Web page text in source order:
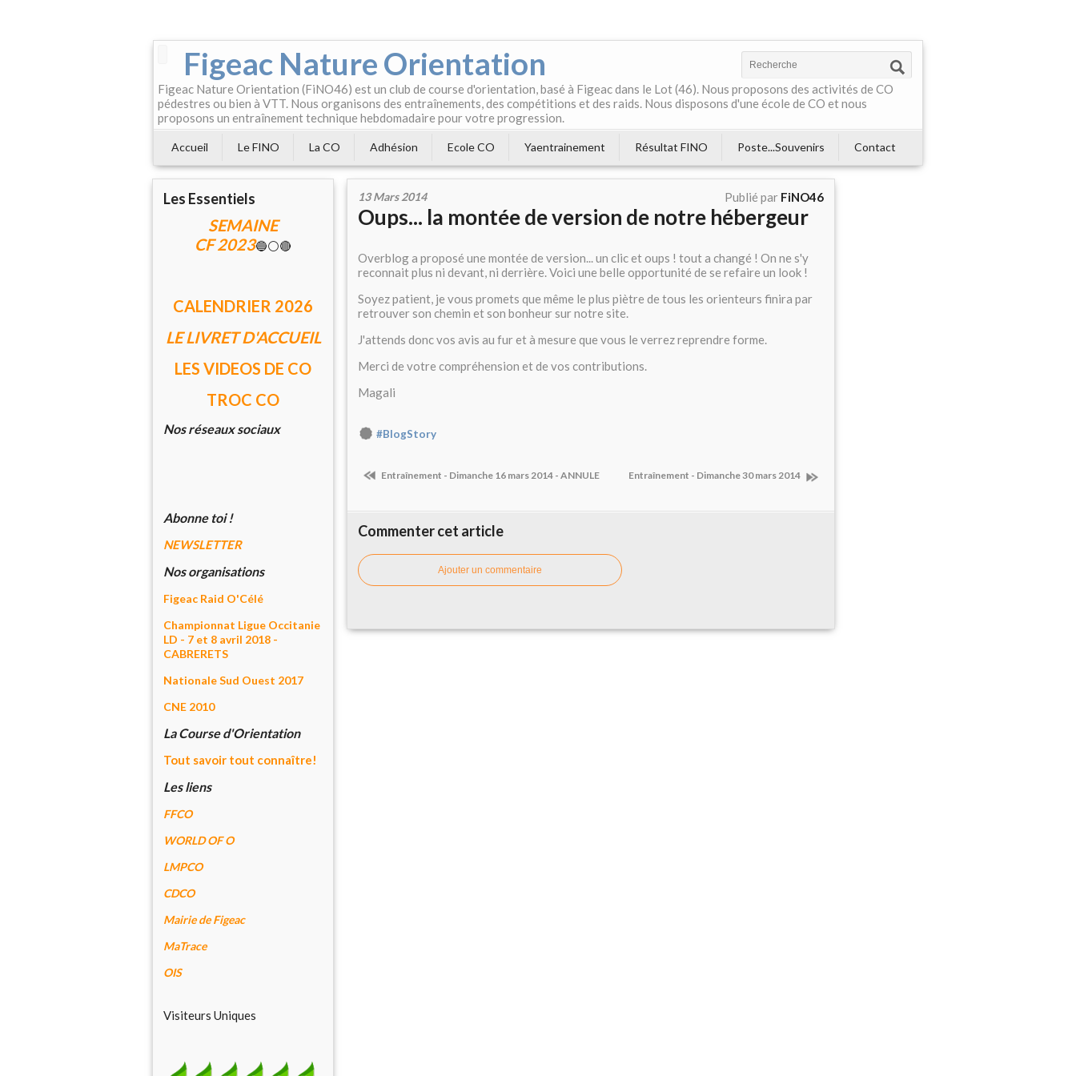
Figeac Nature Orientation
Figeac Nature Orientation (FiNO46) est un club de course d'orientation, basé à Figeac dans le Lot (46). Nous proposons des activités de CO
pédestres ou bien à VTT. Nous organisons des entraînements, des compétitions et des raids. Nous disposons d'une école de CO et nous
proposons un entraînement technique hebdomadaire pour votre progression.
Accueil Le FINO La CO Adhésion Ecole CO Yaentrainement Résultat FINO Poste...Souvenirs Contact
Les Essentiels
SEMAINE
CF 2023🔵⚪🔴
CALENDRIER 2026
LE LIVRET D'ACCUEIL
LES VIDEOS DE CO
TROC CO
Nos réseaux sociaux
Abonne toi !
NEWSLETTER
Nos organisations
Figeac Raid O'Célé
Championnat Ligue Occitanie
LD - 7 et 8 avril 2018 -
CABRERETS
Nationale Sud Ouest 2017
CNE 2010
La Course d'Orientation
Tout savoir tout connaître!
Les liens
FFCO
WORLD OF O
LMPCO
CDCO
Mairie de Figeac
MaTrace
OIS
Visiteurs Uniques
13 Mars 2014 Publié par FiNO46
Oups... la montée de version de notre hébergeur
Overblog a proposé une montée de version... un clic et oups ! tout a changé ! On ne s'y
reconnait plus ni devant, ni derrière. Voici une belle opportunité de se refaire un look !
Soyez patient, je vous promets que même le plus piètre de tous les orienteurs finira par
retrouver son chemin et son bonheur sur notre site.
J'attends donc vos avis au fur et à mesure que vous le verrez reprendre forme.
Merci de votre compréhension et de vos contributions.
Magali
#BlogStory
Entraînement - Dimanche 16 mars 2014 - ANNULE Entraînement - Dimanche 30 mars 2014
Commenter cet article
Ajouter un commentaire